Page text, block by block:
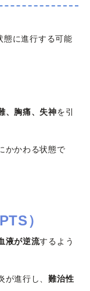
態に進行する可能
、胸痛、失神を引
かかわる状態で
）
液が逆流するよう
が進行し、難治性